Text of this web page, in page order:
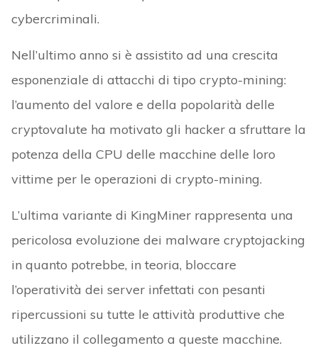
cybercriminali.
Nell’ultimo anno si è assistito ad una crescita
esponenziale di attacchi di tipo crypto-mining:
l’aumento del valore e della popolarità delle
cryptovalute ha motivato gli hacker a sfruttare la
potenza della CPU delle macchine delle loro
vittime per le operazioni di crypto-mining.
L’ultima variante di KingMiner rappresenta una
pericolosa evoluzione dei malware cryptojacking
in quanto potrebbe, in teoria, bloccare
l’operatività dei server infettati con pesanti
ripercussioni su tutte le attività produttive che
utilizzano il collegamento a queste macchine.